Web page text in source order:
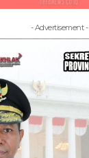
- Advertisement -